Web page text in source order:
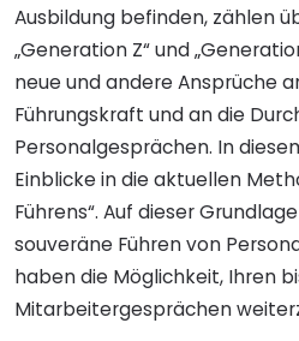
Ausbildung befinden, zählen
„Generation Z“ und
neue und andere Ansprüche
Führungskraft und an die
Personalgesprächen. In
Einblicke in die aktuellen
Führens“. Auf dieser
souveräne Führen von
haben die Möglichkeit, Ihren
Mitarbeitergesprächen